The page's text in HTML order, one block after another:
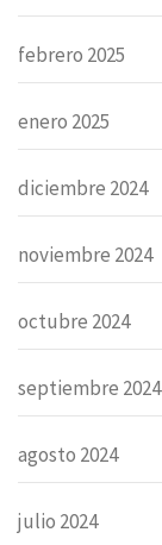
febrero 2025
enero 2025
diciembre 2024
noviembre 2024
octubre 2024
septiembre 2024
agosto 2024
julio 2024